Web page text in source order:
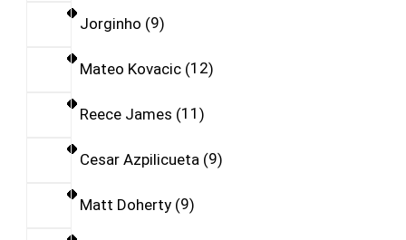
Jorginho 9
Mateo Kovacic 12
Reece James 11
Cesar Azpilicueta 9
Matt Doherty 9